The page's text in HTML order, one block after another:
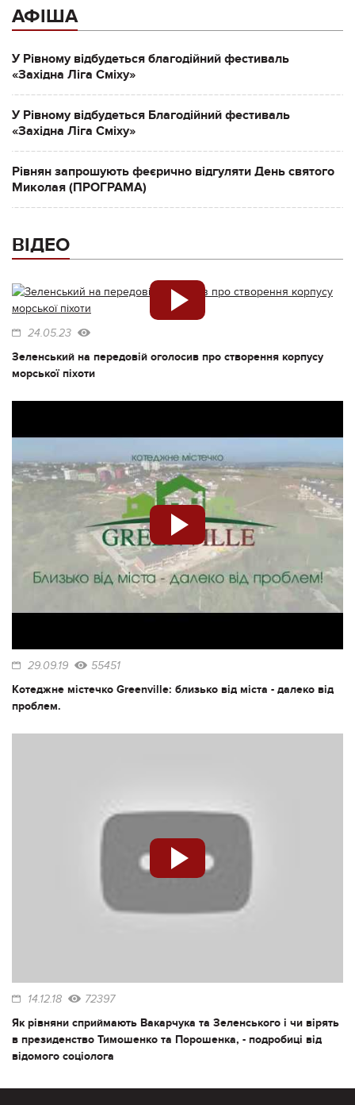
АФІША
У Рівному відбудеться благодійний фестиваль
«Західна Ліга Сміху»
У Рівному відбудеться Благодійний фестиваль
«Західна Ліга Сміху»
Рівнян запрошують феєрично відгуляти День святого
Миколая (ПРОГРАМА)
ВІДЕО
24.05.23
Зеленський на передовій оголосив про створення корпусу
морської піхоти
29.09.19 55451
Котеджне містечко Greenville: близько від міста - далеко від
проблем.
14.12.18 72397
Як рівняни сприймають Вакарчука та Зеленського і чи вірять
в президенство Тимошенко та Порошенка, - подробиці від
відомого соціолога